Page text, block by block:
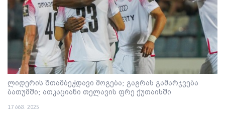
ლიდერის შთამბეჭდავი მოგება; გაგრას გამარჯვება
ბათუმში; ათკაციანი თელავის ფრე ქუთაისში
17 აგვ. 2025